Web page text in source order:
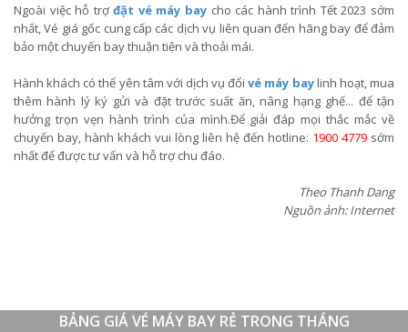
Ngoài việc hỗ trợđặt vé máy bay cho các hành trình Tết 2023 sớm
nhất, Vé giá gốc cung cấp các dịch vụ liên quan đến hãng bay để đảm
bảo một chuyến bay thuận tiện và thoải mái.
Hành khách có thể yên tâm với dịch vụ đổivé máy baylinh hoạt, mua
thêm hành lý ký gửi và đặt trước suất ăn, nâng hạng ghế... để tận
hưởng trọn vẹn hành trình của mình.Để giải đáp mọi thắc mắc về
chuyến bay, hành khách vui lòng liên hệ đến hotline: 1900 4779 sớm
nhất để được tư vấn và hỗ trợ chu đáo.
Theo Thanh Dang
Nguồn ảnh: Internet
BẢNG GIÁ VÉ MÁY BAY RẺ TRONG THÁNG